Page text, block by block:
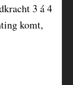
3 á 4
komt,